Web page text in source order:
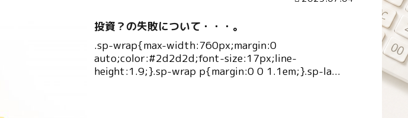
投資？の失敗について・・・。
.sp-wrap{max-width:760px;margin:0
auto;color:#2d2d2d;font-size:17px;line-
height:1.9;}.sp-wrap p{margin:0 0 1.1em;}.sp-la...